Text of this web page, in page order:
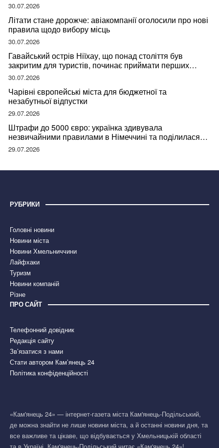
30.07.2026
Літати стане дорожче: авіакомпанії оголосили про нові
правила щодо вибору місць
30.07.2026
Гавайський острів Ніїхау, що понад століття був
закритим для туристів, починає приймати перших
відвідувачів
30.07.2026
Чарівні європейські міста для бюджетної та
незабутньої відпустки
29.07.2026
Штрафи до 5000 євро: українка здивувала
незвичайними правилами в Німеччині та поділилася
правдою
29.07.2026
РУБРИКИ
Головні новини
Новини міста
Новини Хмельниччини
Лайфхаки
Туризм
Новини компаній
Різне
ПРО САЙТ
Телефонний довідник
Редакція сайту
Зв’язатися з нами
Стати автором Кам’янець 24
Політика конфіденційності
«Кам'янець 24» — інтернет-газета міста Кам'янець-Подільський,
де можна знайти не лише новини міста, а й останні новини дня, та
все важливе та цікаве, що відбувається у Хмельницькій області